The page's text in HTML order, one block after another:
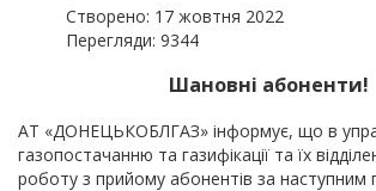
Створено: 17 жовтня 2022
Перегляди: 9344
Шановні абоненти!
АТ «ДОНЕЦЬКОБЛГАЗ» інформує, що в
газопостачанню та газифiкацiї та їх
роботу з прийому абонентів за наступним